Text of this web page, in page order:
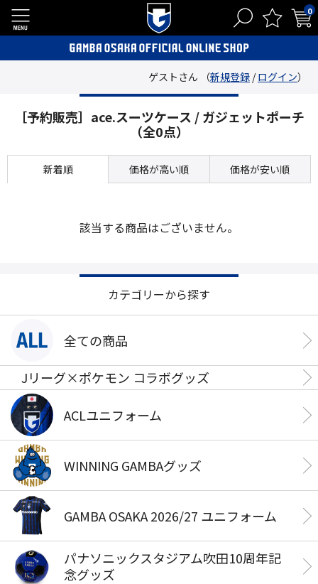
0
ゲストさん （新規登録 /ログイン）
［予約販売］ace.スーツケース / ガジェットポーチ
（全0点）
新着順 価格が高い順 価格が安い順
該当する商品はございません。
カテゴリーから探す
全ての商品
Jリーグ×ポケモン コラボグッズ
ACLユニフォーム
WINNING GAMBAグッズ
GAMBA OSAKA 2026/27 ユニフォーム
パナソニックスタジアム吹田10周年記
念グッズ